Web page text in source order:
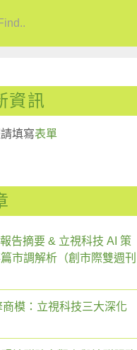
資訊
填寫表單
告摘要 & 立視科技 AI 策
市調解析（創市際雙週刊
模：立視科技三大深化